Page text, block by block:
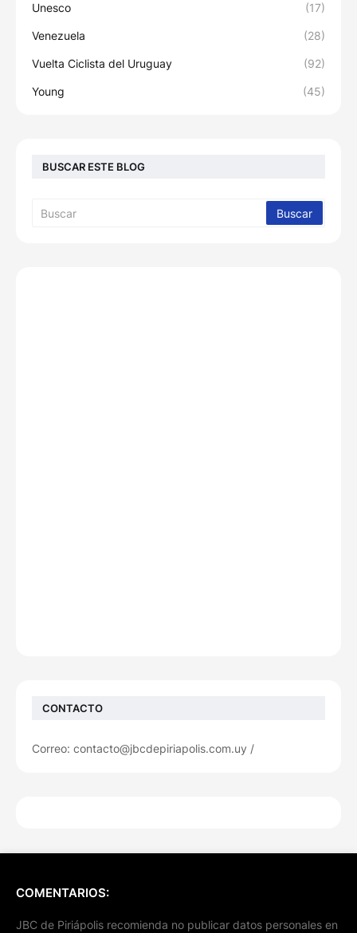
Unesco (17)
Venezuela (28)
Vuelta Ciclista del Uruguay (92)
Young (45)
BUSCAR ESTE BLOG
CONTACTO
Correo: contacto@jbcdepiriapolis.com.uy /
COMENTARIOS:
JBC de Piriápolis recomienda no publicar datos personales en